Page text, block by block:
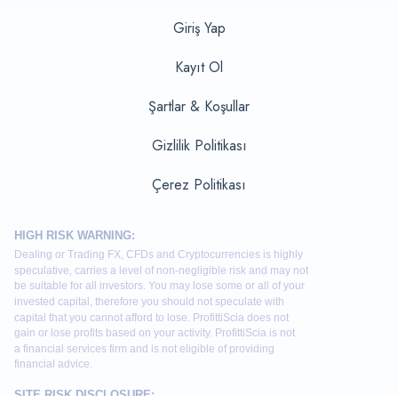
Giriş Yap
Kayıt Ol
Şartlar & Koşullar
Gizlilik Politikası
Çerez Politikası